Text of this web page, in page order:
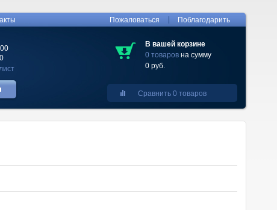
Пожаловаться Поблагодарить
В вашей корзине
0 товаров на сумму
0 руб.
Сравнить 0 товаров